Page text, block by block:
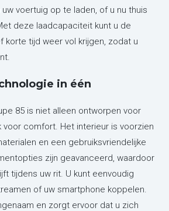
voertuig op te laden, of u nu thuis
deze laadcapaciteit kunt u de
korte tijd weer vol krijgen, zodat u
in één
85 is niet alleen ontworpen voor
voor comfort. Het interieur is voorzien
en een gebruiksvriendelijke
zijn geavanceerd, waardoor
tijdens uw rit. U kunt eenvoudig
of uw smartphone koppelen.
en zorgt ervoor dat u zich